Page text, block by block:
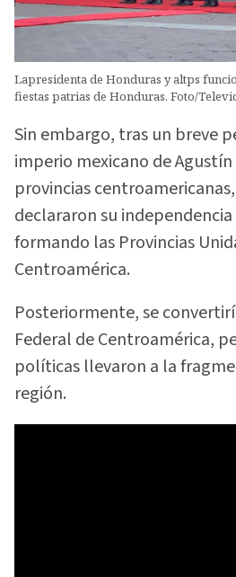
Lapresidenta de Honduras y altps
fiestas patrias de Honduras. Foto/
Sin embargo, tras un breve
imperio mexicano de
provincias
declararon su independencia
formando las Provincias
Centroamérica.
Posteriormente, se
Federal de Centroamérica,
políticas llevaron a la
región.